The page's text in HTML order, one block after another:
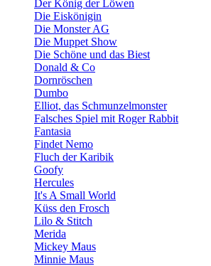
Der König der Löwen
Die Eiskönigin
Die Monster AG
Die Muppet Show
Die Schöne und das Biest
Donald & Co
Dornröschen
Dumbo
Elliot, das Schmunzelmonster
Falsches Spiel mit Roger Rabbit
Fantasia
Findet Nemo
Fluch der Karibik
Goofy
Hercules
It's A Small World
Küss den Frosch
Lilo & Stitch
Merida
Mickey Maus
Minnie Maus